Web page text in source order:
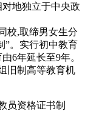
地独立于中央政
校,取缔男女生分
”。实行初中教育
6年延长至9年。
旧制高等教育机
员资格证书制